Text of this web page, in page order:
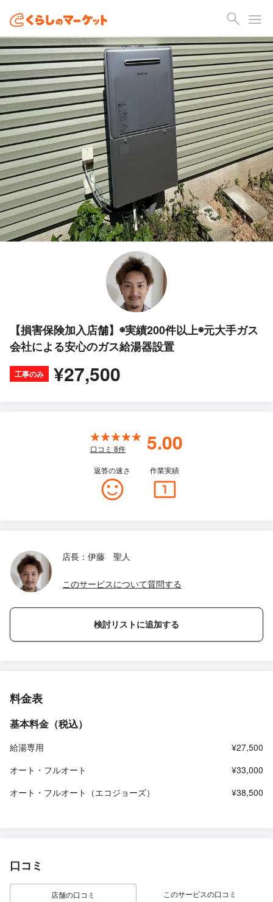
【損害保険加入店舗】◉実績200件以上◉元大手ガス
会社による安心のガス給湯器設置
工事のみ ¥27,500
口コミ 8件 5.00
返答の速さ 作業実績
店長：伊藤 聖人
このサービスについて質問する
検討リストに追加する
料金表
基本料金（税込）
給湯専用
¥27,500
オート・フルオート
¥33,000
オート・フルオート（エコジョーズ）
¥38,500
口コミ
店舗の口コミ このサービスの口コミ